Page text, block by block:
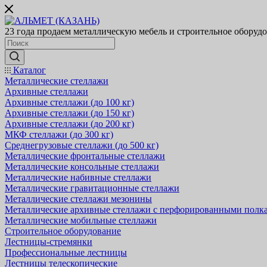
23 года продаем металлическую мебель и строительное
Каталог
Металлические стеллажи
Архивные стеллажи
Архивные стеллажи (до 100 кг)
Архивные стеллажи (до 150 кг)
Архивные стеллажи (до 200 кг)
МКФ стеллажи (до 300 кг)
Среднегрузовые стеллажи (до 500 кг)
Металлические фронтальные стеллажи
Металлические консольные стеллажи
Металлические набивные стеллажи
Металлические гравитационные стеллажи
Металлические стеллажи мезонины
Металлические архивные стеллажи с перфорированными
Металлические мобильные стеллажи
Строительное оборудование
Лестницы-стремянки
Профессиональные лестницы
Лестницы телескопические